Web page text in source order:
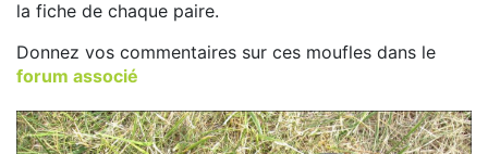
la fiche de chaque paire.
Donnez vos commentaires sur ces moufles dans le
forum associé